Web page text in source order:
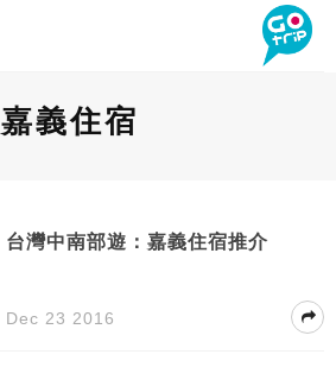
嘉義住宿
台灣中南部遊：嘉義住宿推介
Dec 23 2016